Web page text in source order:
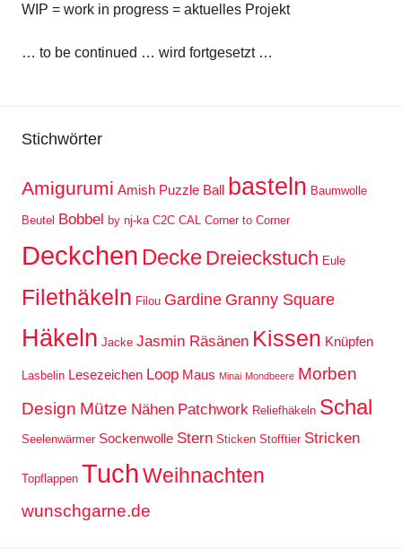
WIP = work in progress = aktuelles Projekt
… to be continued … wird fortgesetzt …
Stichwörter
Amigurumi Amish Puzzle Ball basteln Baumwolle
Beutel Bobbel by nj-ka C2C CAL Corner to Corner
Deckchen Decke Dreieckstuch Eule
Filethäkeln Filou Gardine Granny Square
Häkeln Jacke Jasmin Räsänen Kissen Knüpfen
Lasbelin Lesezeichen Loop Maus Minai Mondbeere Morben
Design Mütze Nähen Patchwork Reliefhäkeln Schal
Seelenwärmer Sockenwolle Stern Sticken Stofftier Stricken
Topflappen TuchWeihnachten
wunschgarne.de